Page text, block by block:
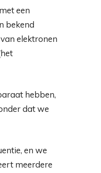
een
bekend
elektronen
hebben,
dat we
en we
meerdere